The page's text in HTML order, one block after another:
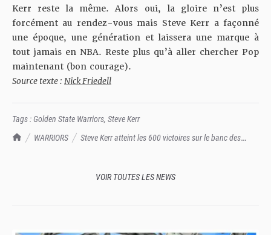
TrashTalk Actu NBA
WARRIORS
Steve Kerr atteint les 600 victoires sur le banc des
Kerr reste la même. Alors oui, la gloire n’est plus
forcément au rendez-vous mais Steve Kerr a façonné
une époque, une génération et laissera une marque à
tout jamais en NBA. Reste plus qu’à aller chercher Pop
maintenant (bon courage).
Source texte : Nick Friedell
Tags :Golden State Warriors, Steve Kerr
VOIR TOUTES LES NEWS